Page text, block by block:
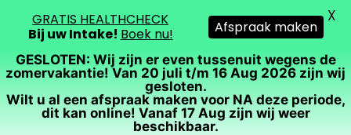
GESLOTEN: Wij zijn er even tussenuit wegens de
zomervakantie! Van 20 juli t/m 16 Aug 2026 zijn wij
gesloten.
Wilt u al een afspraak maken voor NA deze periode,
dit kan online! Vanaf 17 Aug zijn wij weer
beschikbaar.
GRATIS HEALTHCHECK
Bij uw Intake! Boek nu! Afspraak makenX